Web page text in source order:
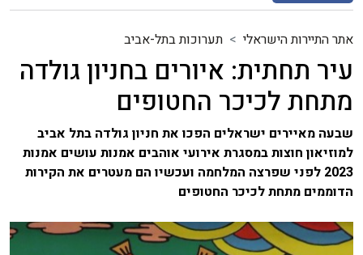
אתר התיירות הישראלי תערוכות בתל-אביב
עיר תחתית: איורים בחניון גולדה
מתחת לכיכר החטופים
שבעה מאיירים ישראלים הפכו את חניון גולדה בתל אביב
למוזיאון חוצות במסגרת אירועי אוהבים אמנות עושים אמנות
2023 לפני שפרצה המלחמה ועכשיו הם מעטרים את הקירות
הדוממים מתחת לכיכר החטופים